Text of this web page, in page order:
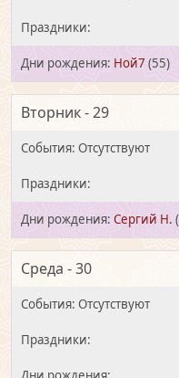
Ной7 (55)
Вторник - 29
Сергий Н.
Среда - 30